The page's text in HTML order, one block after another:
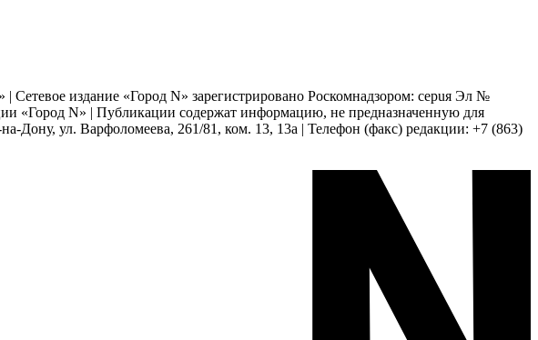
Сетевое издание «Город N» зарегистрировано Роскомнадзором: серuя Эл №
«Город N» | Публикации содержат информацию, не предназначенную для
Дону, ул. Варфоломеева, 261/81, ком. 13, 13а | Телефон (факс) редакции: +7 (863)